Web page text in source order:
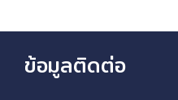
ข้อมูลติดต่อ